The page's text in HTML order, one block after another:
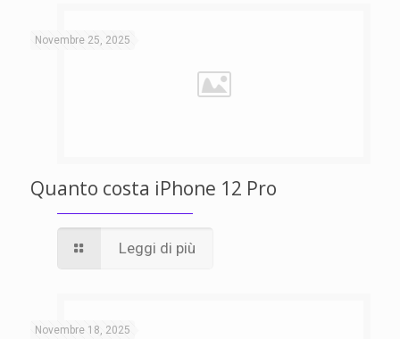
Novembre 25, 2025
Quanto costa iPhone 12 Pro
Leggi di più
Novembre 18, 2025